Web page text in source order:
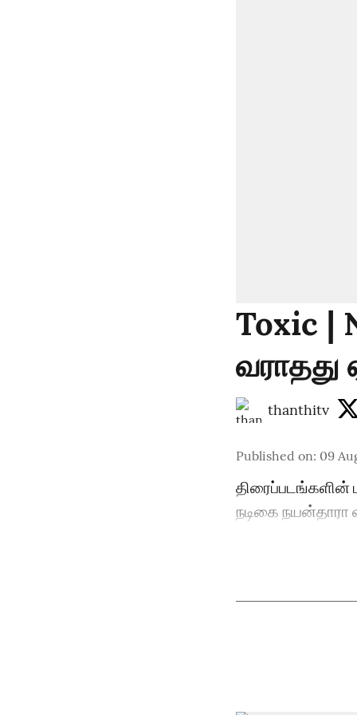
Toxic |
thanthitv
Published on: 09
திரைப்படங்களின்
நடிகை